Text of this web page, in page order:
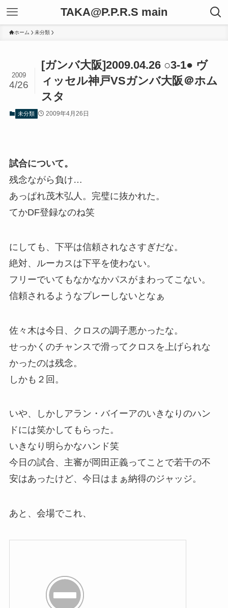
TAKA@P.P.R.S main
ホーム 未分類
[ガンバ大阪]2009.04.26 ○3-1● ヴ
ィッセル神戸VSガンバ大阪＠ホム
スタ
2009
4/26
未分類 2009年4月26日
試合について。
残念ながら負け…
あっぱれ茂木弘人。完璧に抜かれた。
てかDF登録なのね笑
にしても、下平は信頼されなさすぎだな。
絶対、ルーカスは下平を使わない。
フリーでいてもなかなかパスがまわってこない。
信頼されるようなプレーしないとなぁ
佐々木は今日、クロスの調子悪かったな。
せっかくのチャンスで滑ってクロスを上げられな
かったのは残念。
しかも２回。
いや、しかしアラン・バイーアのいきなりのハン
ドには笑かしてもらった。
いきなり明らかなハンド笑
今日の試合、主審が岡田正義ってことで若干の不
安はあったけど、今日はまぁ納得のジャッジ。
あと、会場でこれ、